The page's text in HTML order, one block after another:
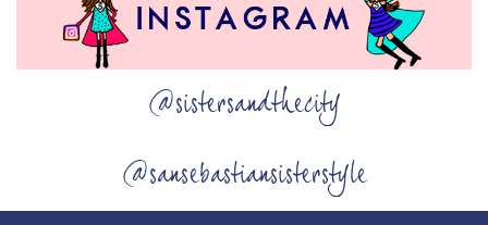
@sistersandthecity
@sansebastiansisterstyle